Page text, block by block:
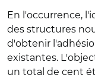
En l'occurrence,
des structures
d'obtenir
existantes.
un total de cent